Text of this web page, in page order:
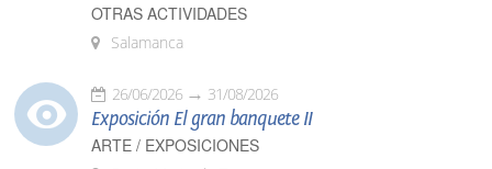
OTRAS ACTIVIDADES
Salamanca
26/06/2026 31/08/2026
Exposición El gran banquete II
ARTE / EXPOSICIONES